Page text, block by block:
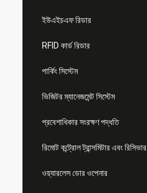
ইউএইচএফ রিডার
RFID কার্ড রিডার
পার্কিং সিস্টেম
ভিজিটর ম্যানেজমেন্ট সিস্টেম
প্রবেশাধিকার সংরক্ষণ পদ্ধতি
রিমোট কন্ট্রোল ট্রান্সমিটার এবং রিসিভার
ওয়্যারলেস ডোর ওপেনার